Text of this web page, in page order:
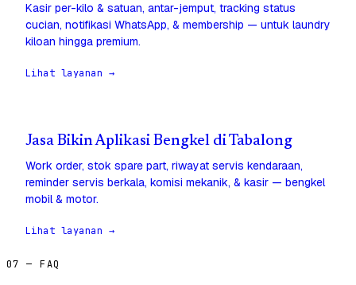
Kasir per-kilo & satuan, antar-jemput, tracking status
cucian, notifikasi WhatsApp, & membership — untuk laundry
kiloan hingga premium.
Lihat layanan →
Jasa Bikin Aplikasi Bengkel di Tabalong
Work order, stok spare part, riwayat servis kendaraan,
reminder servis berkala, komisi mekanik, & kasir — bengkel
mobil & motor.
Lihat layanan →
07 — FAQ